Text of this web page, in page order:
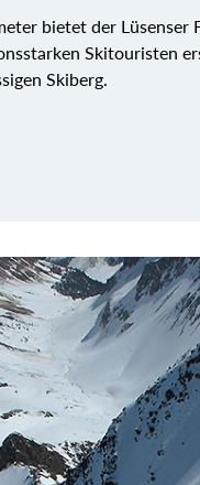
bietet der
Skitouristen
Skiberg.